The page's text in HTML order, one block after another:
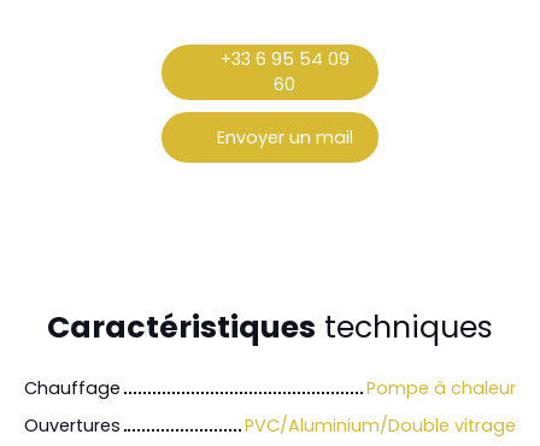
+33 6 95 54 09
60
Envoyer un mail
Caractéristiques techniques
Chauffage
Pompe à chaleur
Ouvertures
PVC/Aluminium/Double vitrage